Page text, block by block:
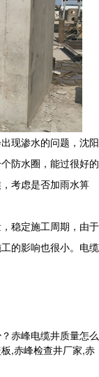
现渗水的问题，沈阳
防水圈，能过很好的
考虑是否加雨水箅
稳定施工周期，由于
的影响也很小。电缆
赤峰电缆井质量怎么
,赤峰检查井厂家,赤